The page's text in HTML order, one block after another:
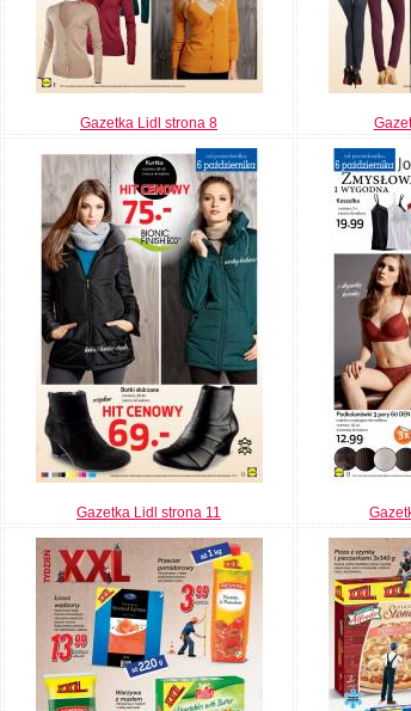
Gazetka Lidl strona 8
Gazetka Lidl strona 11